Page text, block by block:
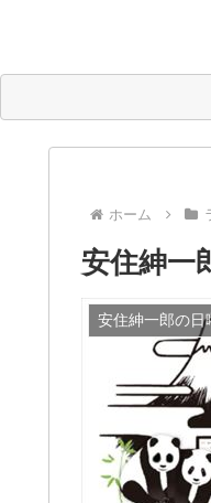
ホーム
安住紳一
安住紳一郎の日